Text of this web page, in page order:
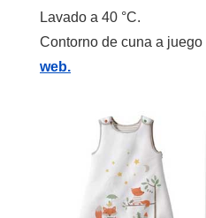
Lavado a 40 °C.
Contorno de cuna a juego
web.